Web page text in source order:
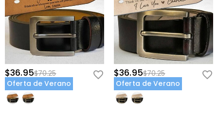
$36.95$70.25
Oferta de Verano
$36.95$70.25
Oferta de Verano